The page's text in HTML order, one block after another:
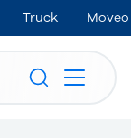
Truck Moveo